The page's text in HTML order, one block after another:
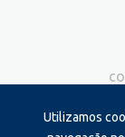
Utilizamos